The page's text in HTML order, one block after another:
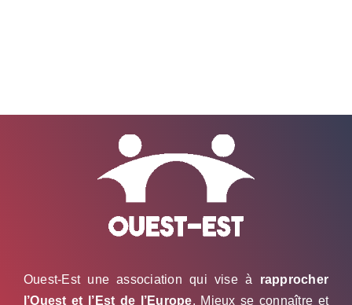
Ouest-Est une association qui vise à rapprocher
l’Ouest et l’Est de l’Europe. Mieux se connaître et